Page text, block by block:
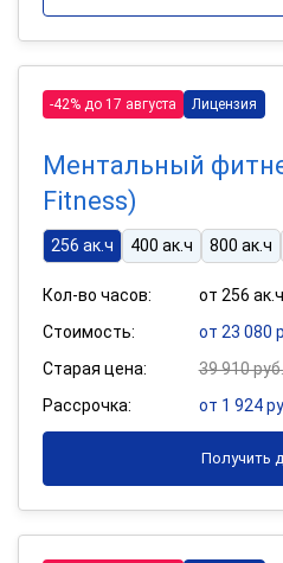
-42% до 17 августа Лицензия
Ментальный
Fitness)
256 ак.ч 400 ак.ч 800 ак.ч
Кол-во часов:
от 256 ак.ч
Стоимость:
от 23 080
Старая цена:
39 910 руб.
Рассрочка:
от 1 924
Получить